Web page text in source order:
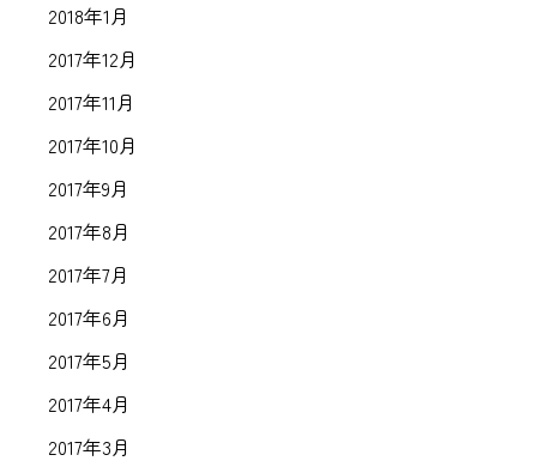
2018年1月
2017年12月
2017年11月
2017年10月
2017年9月
2017年8月
2017年7月
2017年6月
2017年5月
2017年4月
2017年3月